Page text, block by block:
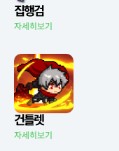
집행검
자세히보기
건틀렛
자세히보기